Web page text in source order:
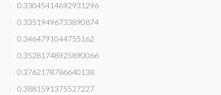
0.33045414692931296
0.33519496733890874
0.3464791044755162
0.35281748925890066
0.3762178786640138
0.3881591375527227